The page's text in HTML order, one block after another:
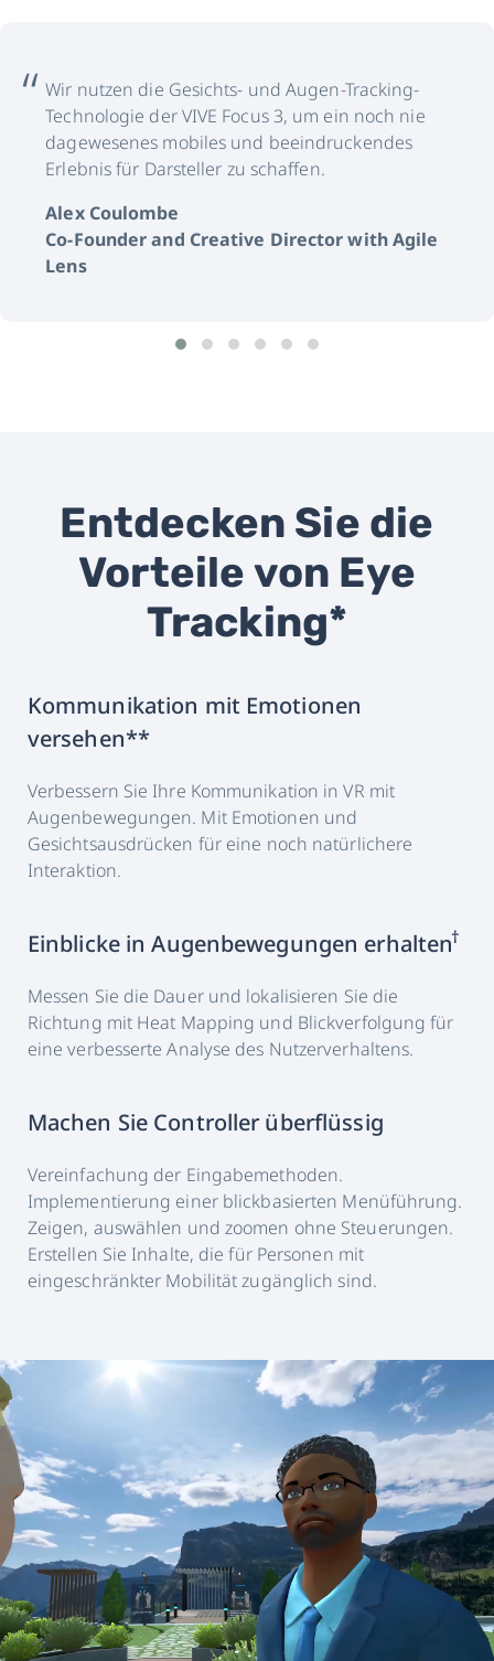
Wir nutzen die Gesichts- und Augen-Tracking-
Technologie der VIVE Focus 3, um ein noch nie
dagewesenes mobiles und beeindruckendes
Erlebnis für Darsteller zu schaffen.
Alex Coulombe
Co-Founder and Creative Director with Agile
Lens
Entdecken Sie die
Vorteile von Eye
Tracking*
Kommunikation mit Emotionen
versehen**
Verbessern Sie Ihre Kommunikation in VR mit
Augenbewegungen. Mit Emotionen und
Gesichtsausdrücken für eine noch natürlichere
Interaktion.
Einblicke in Augenbewegungen erhalten
†
Messen Sie die Dauer und lokalisieren Sie die
Richtung mit Heat Mapping und Blickverfolgung für
eine verbesserte Analyse des Nutzerverhaltens.
Machen Sie Controller überflüssig
Vereinfachung der Eingabemethoden.
Implementierung einer blickbasierten Menüführung.
Zeigen, auswählen und zoomen ohne Steuerungen.
Erstellen Sie Inhalte, die für Personen mit
eingeschränkter Mobilität zugänglich sind.